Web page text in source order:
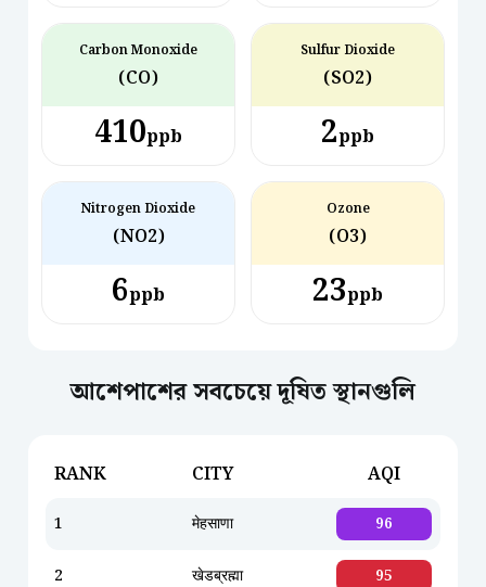
Carbon Monoxide
(CO)
410ppb
Sulfur Dioxide
(SO2)
2ppb
Nitrogen Dioxide
(NO2)
6ppb
Ozone
(O3)
23ppb
আশেপাশের সবচেয়ে দূষিত স্থানগুলি
RANK CITY AQI
1 मेहसाणा 96
2 खेडब्रह्मा 95